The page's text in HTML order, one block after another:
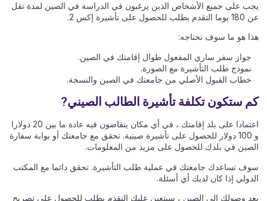
يجب على جميع الأشخاص الذين يرغبون في الدراسة في الصين لمدة تقل
عن 180 يوما التقدم بطلب للحصول على تأشيرة إكس 2.
هذا هو ما سوف تحتاجه:
جواز سفر ساري المفعول طوال إقامتك في الصين.
نموذج طلب التأشيرة مع الصورة.
خطاب القبول الأصلي من جامعتك في الصين والنسخة.
كم ستكون تكلفة تأشيرة الطالب الصيني?
اعتمادا على بلد إقامتك ، في أي مكان يتقاضون فيه عادة ما بين 20 دولارا
و 100 دولار للحصول على تأشيرة صينية. تحقق مع جامعتك أو بوابة سفارة
الصين في بلدك للحصول على مزيد من المعلومات.
سوف تساعدك جامعتك في عملية طلب التأشيرة. تحقق دائما مع المكتب
الدولي إذا كان لديك أي أسئلة.
بعد وصولك إلى الصين ، سيتعين عليك التقدم بطلب للحصول على تصريح